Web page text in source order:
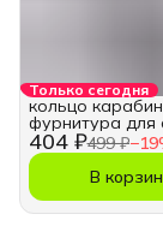
Только сегодня
404 ₽499 ₽−19
кольцо
фурнитура для
28 мм.
В